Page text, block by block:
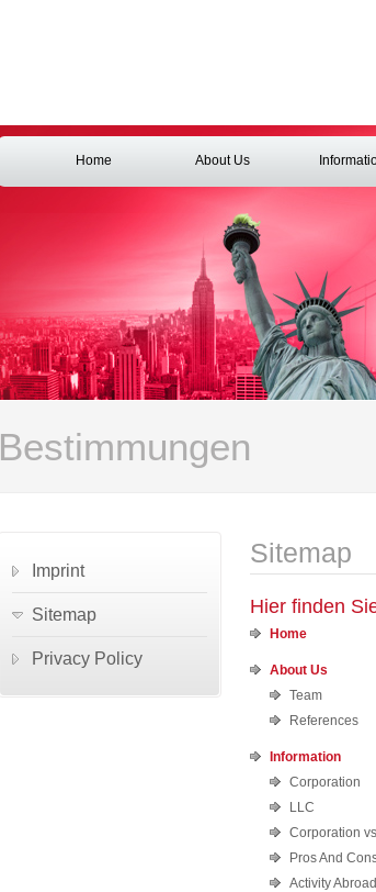
Home About Us
Bestimmungen
Sitemap
Hier finden
Home
About Us
Team
References
Information
Corporation
LLC
Corporation
Pros And
Activity Abroad
Imprint
Sitemap
Privacy Policy